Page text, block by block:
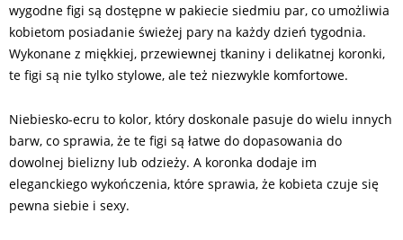
wygodne figi są dostępne w pakiecie siedmiu par, co umożliwia
kobietom posiadanie świeżej pary na każdy dzień tygodnia.
Wykonane z miękkiej, przewiewnej tkaniny i delikatnej koronki,
te figi są nie tylko stylowe, ale też niezwykle komfortowe.
Niebiesko-ecru to kolor, który doskonale pasuje do wielu innych
barw, co sprawia, że te figi są łatwe do dopasowania do
dowolnej bielizny lub odzieży. A koronka dodaje im
eleganckiego wykończenia, które sprawia, że kobieta czuje się
pewna siebie i sexy.